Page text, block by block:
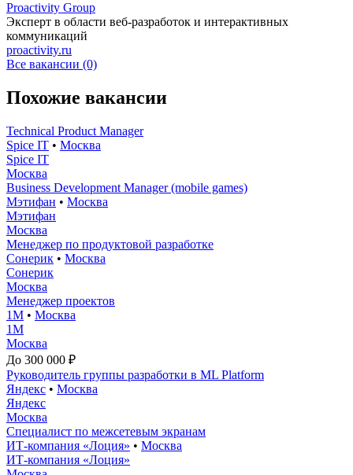
Proactivity Group
Эксперт в области веб-разработок и интерактивных
коммуникаций
proactivity.ru
Все вакансии (0)
Похожие вакансии
Technical Product Manager
Spice IT • Москва
Spice IT
Москва
Business Development Manager (mobile games)
Мэтифан • Москва
Мэтифан
Москва
Менеджер по продуктовой разработке
Сонерик • Москва
Сонерик
Москва
Менеджер проектов
1М • Москва
1М
Москва
До 300 000 ₽
Руководитель группы разработки в ML Platform
Яндекс • Москва
Яндекс
Москва
Специалист по межсетевым экранам
ИТ-компания «Лоция» • Москва
ИТ-компания «Лоция»